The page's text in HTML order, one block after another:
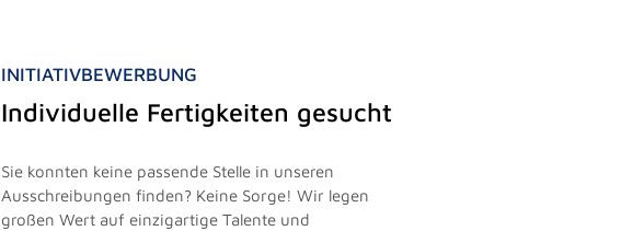
INITIATIVBEWERBUNG
Individuelle Fertigkeiten gesucht
Sie konnten keine passende Stelle in unseren
Ausschreibungen finden? Keine Sorge! Wir legen
großen Wert auf einzigartige Talente und